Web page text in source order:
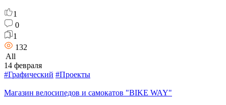
1
0
1
132
All
14 февраля
#Графический #Проекты
Магазин велосипедов и самокатов "BIKE WAY"